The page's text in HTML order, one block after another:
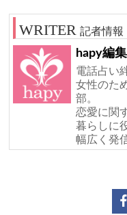
記者情報
hapy編
電話占い
女性のた
部。
恋愛に関
暮らしに
幅広く発